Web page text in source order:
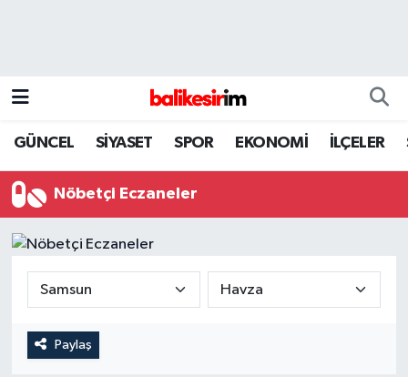
GÜNCEL SİYASET SPOR EKONOMİ İLÇELER
Nöbetçi Eczaneler
Paylaş